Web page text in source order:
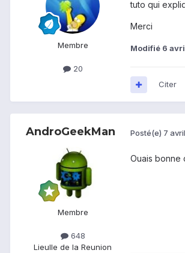
Membre
20
tuto qui
Merci
Modifié 6
Citer
AndroGeekMan
Membre
648
LieuIle de la Reunion
Posté(e) 7
Ouais bonne